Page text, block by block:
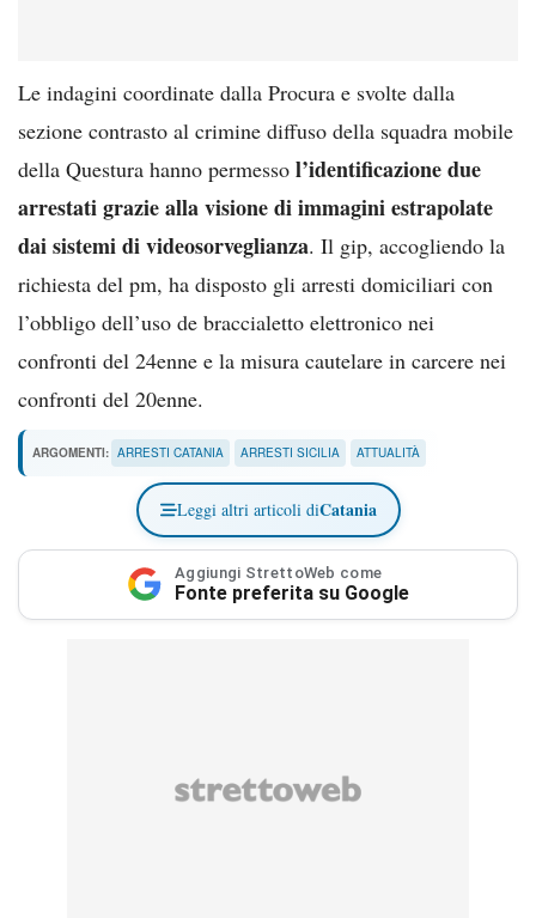
Le indagini coordinate dalla Procura e svolte dalla
sezione contrasto al crimine diffuso della squadra mobile
della Questura hanno permesso l’identificazione due
arrestati grazie alla visione di immagini estrapolate
dai sistemi di videosorveglianza. Il gip, accogliendo la
richiesta del pm, ha disposto gli arresti domiciliari con
l’obbligo dell’uso de braccialetto elettronico nei
confronti del 24enne e la misura cautelare in carcere nei
confronti del 20enne.
ARGOMENTI: ARRESTI CATANIA ARRESTI SICILIA ATTUALITÀ
Leggi altri articoli diCatania
Aggiungi StrettoWeb come
Fonte preferita su Google